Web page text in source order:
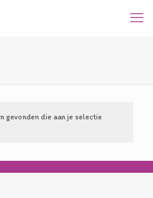
gevonden die aan je selectie